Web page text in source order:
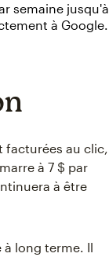
semaine jusqu'à
à Google.
facturées au clic,
à 7 $ par
à être
long terme. Il